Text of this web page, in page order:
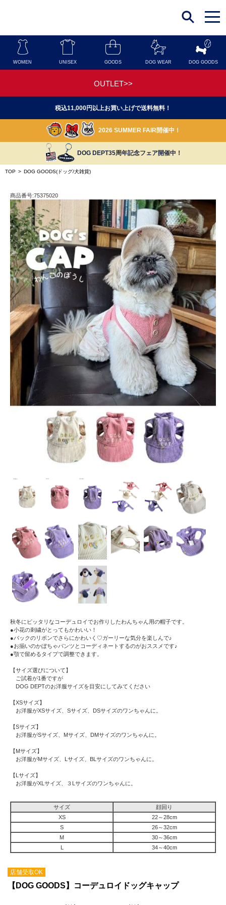
t
o
g
n
a
o
WOMEN UNISEX GOODS DOG WEAR DOG GOODS
OUTLET>>
税込11,000円以上お買い上げで送料無料！
2026 SUMMER FAIR開催中！
DOG DEPT35周年記念フェア開催中！
TOP > DOG GOODS(ドッグ/犬雑貨)
商品番号:75375020
秋冬にピッタリなコーデュロイでお作りしたわんちゃん用の帽子です。
●小花の刺繍がとってもかわいい！
●バックのリボンでさらにかわいく♡ガーリーな気分を楽しんで♪
●お揃いのかぼちゃパンツとコーディネートするのがおススメです♪
●顎で留めるタイプで調整できます。
【サイズ選びについて】
ご試着が1番ですが
DOG DEPTのお洋服サイズを目安にしてみてください
【XSサイズ】
お洋服がXSサイズ、Sサイズ、DSサイズのワンちゃんに。
【Sサイズ】
お洋服がSサイズ、Mサイズ、DMサイズのワンちゃんに。
【Mサイズ】
お洋服がMサイズ、Lサイズ、BLサイズのワンちゃんに。
【Lサイズ】
お洋服がXLサイズ、３Lサイズのワンちゃんに。
サイズ
顔回り
XS
22～28cm
S
26～32cm
M
30～36cm
L
34～40cm
店舗受取OK
【DOG GOODS】コーデュロイドッグキャップ